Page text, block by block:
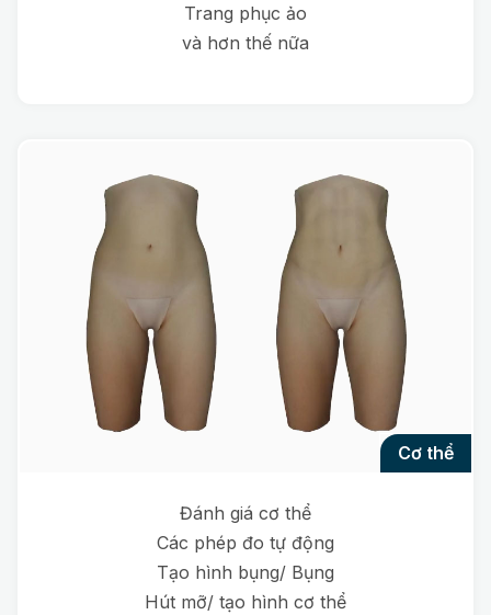
Trang phục ảo
và hơn thế nữa
cơ thể
Đánh giá cơ thể
Các phép đo tự động
Tạo hình bụng/ Bụng
Hút mỡ/ tạo hình cơ thể